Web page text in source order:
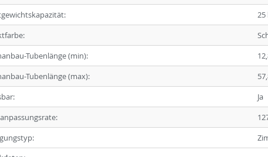
25
Tubenlänge (min):
Tubenlänge (max):
Ja